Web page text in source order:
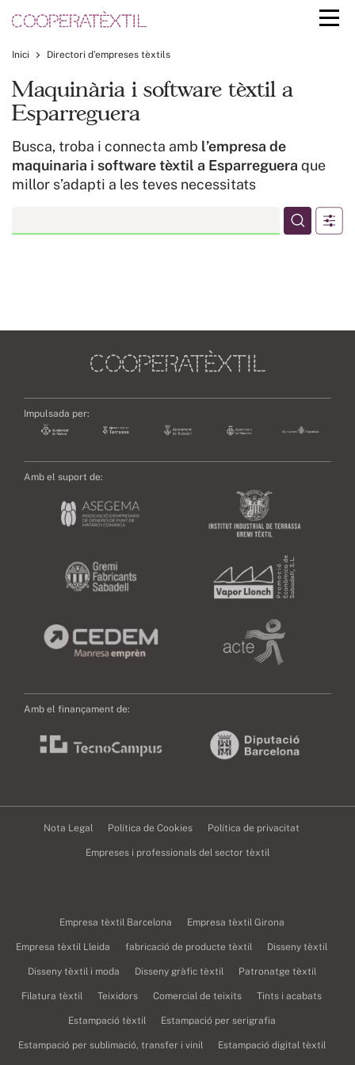
Inici Directori d’empreses tèxtils
Maquinària i software tèxtil a
Esparreguera
Busca, troba i connecta amb l’empresa de
maquinaria i software tèxtil a Esparreguera que
millor s’adapti a les teves necessitats
Impulsada per:
Amb el suport de:
Amb el finançament de:
Nota Legal Política de Cookies Política de privacitat
Empreses i professionals del sector tèxtil
Empresa tèxtil Barcelona Empresa tèxtil Girona
Empresa tèxtil Lleida fabricació de producte tèxtil Disseny tèxtil
Disseny tèxtil i moda Disseny gràfic tèxtil Patronatge tèxtil
Filatura tèxtil Teixidors Comercial de teixits Tints i acabats
Estampació tèxtil Estampació per serigrafia
Estampació per sublimació, transfer i vinil Estampació digital tèxtil